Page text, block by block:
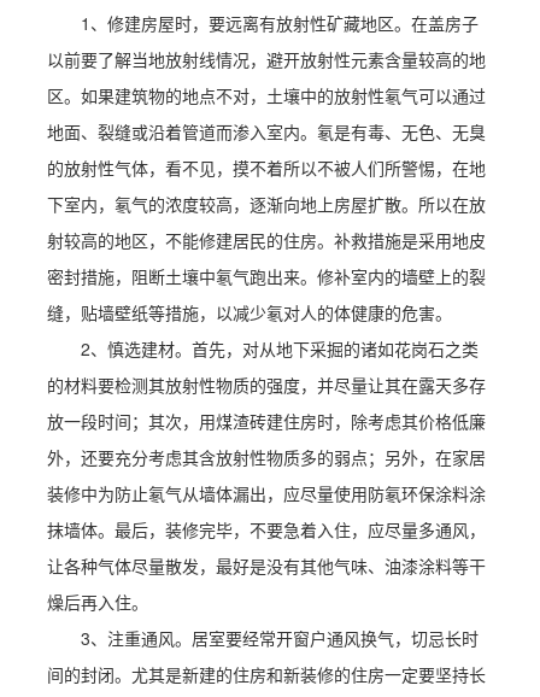
1、修建房屋时，要远离有放射性矿藏地区。在盖房子
以前要了解当地放射线情况，避开放射性元素含量较高的地
区。如果建筑物的地点不对，土壤中的放射性氡气可以通过
地面、裂缝或沿着管道而渗入室内。氡是有毒、无色、无臭
的放射性气体，看不见，摸不着所以不被人们所警惕，在地
下室内，氡气的浓度较高，逐渐向地上房屋扩散。所以在放
射较高的地区，不能修建居民的住房。补救措施是采用地皮
密封措施，阻断土壤中氡气跑出来。修补室内的墙壁上的裂
缝，贴墙壁纸等措施，以减少氡对人的体健康的危害。
2、慎选建材。首先，对从地下采掘的诸如花岗石之类
的材料要检测其放射性物质的强度，并尽量让其在露天多存
放一段时间；其次，用煤渣砖建住房时，除考虑其价格低廉
外，还要充分考虑其含放射性物质多的弱点；另外，在家居
装修中为防止氡气从墙体漏出，应尽量使用防氡环保涂料涂
抹墙体。最后，装修完毕，不要急着入住，应尽量多通风，
让各种气体尽量散发，最好是没有其他气味、油漆涂料等干
燥后再入住。
3、注重通风。居室要经常开窗户通风换气，切忌长时
间的封闭。尤其是新建的住房和新装修的住房一定要坚持长